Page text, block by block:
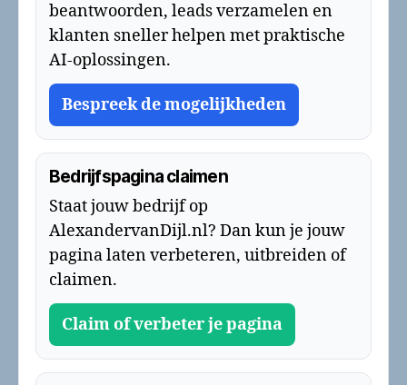
beantwoorden, leads verzamelen en
klanten sneller helpen met praktische
AI-oplossingen.
Bespreek de mogelijkheden
Bedrijfspagina claimen
Staat jouw bedrijf op
AlexandervanDijl.nl? Dan kun je jouw
pagina laten verbeteren, uitbreiden of
claimen.
Claim of verbeter je pagina